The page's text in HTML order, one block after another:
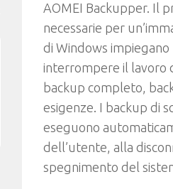
AOMEI Backupper. Il
necessarie per
di Windows
interrompere il lavoro
backup completo,
esigenze. I backup di
eseguono
dell’utente, alla
spegnimento del